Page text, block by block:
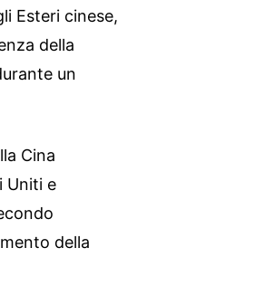
Esteri cinese,
della
un
Cina
Uniti e
della